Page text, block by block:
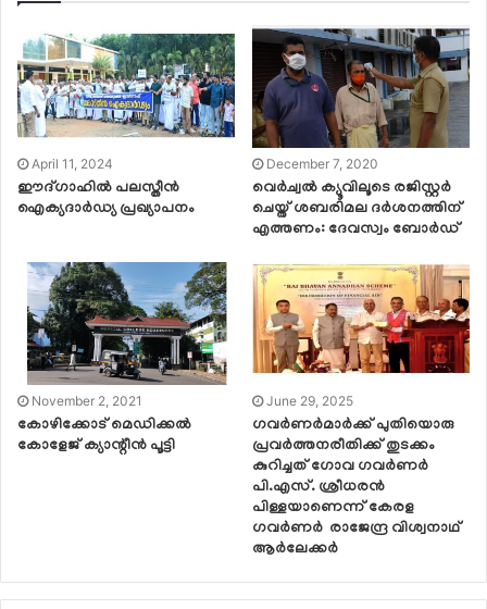
April 11, 2024
ഈദ്ഗാഹിൽ പലസ്തീൻ
ഐക്യദാർഡ്യ പ്രഖ്യാപനം
December 7, 2020
വെര്‍ച്വല്‍ ക്യൂവിലൂടെ രജിസ്റ്റര്‍
ചെയ്ത് ശബരിമല ദര്‍ശനത്തിന്
എത്തണം: ദേവസ്വം ബോര്‍ഡ്
November 2, 2021
കോഴിക്കോട് മെഡിക്കല്‍
കോളേജ് ക്യാന്റീന്‍ പൂട്ടി
June 29, 2025
ഗവർണർമാർക്ക് പുതിയൊരു
പ്രവർത്തനരീതിക്ക് തുടക്കം
കുറിച്ചത് ഗോവ ഗവർണർ
പി.എസ്. ശ്രീധരൻ
പിള്ളയാണെന്ന് കേരള
ഗവർണർ രാജേന്ദ്ര വിശ്വനാഥ്
ആർലേക്കർ